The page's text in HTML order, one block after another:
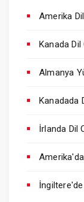
Amerika
Kanada Dil
Almanya
Kanadada
İrlanda Dil